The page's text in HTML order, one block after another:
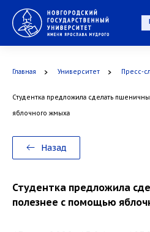
Главная Университет Пресс-
Студентка предложила сделать
яблочного жмыха
Назад
Студентка предложила
полезнее с помощью